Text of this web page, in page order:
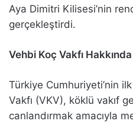
Aya Dimitri Kilisesi’nin
gerçekleştirdi.
Vehbi Koç Vakfı Hakkında
Türkiye Cumhuriyeti’nin
Vakfı (VKV), köklü vakıf
canlandırmak amacıyla